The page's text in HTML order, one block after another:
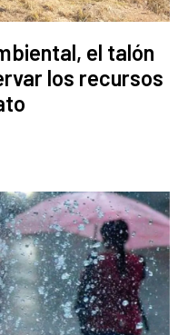
el talón
los recursos